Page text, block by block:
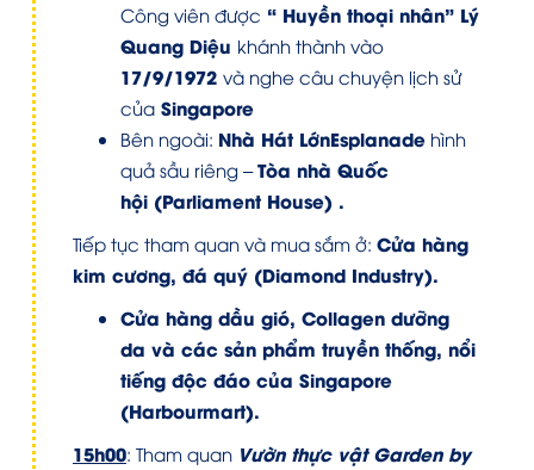
Công viên được “ Huyền thoại nhân” Lý
Quang Diệu khánh thành vào
17/9/1972 và nghe câu chuyện lịch sử
của Singapore
Bên ngoài: Nhà Hát LớnEsplanade hình
quả sầu riêng –Tòa nhà Quốc
hội (Parliament House) .
Tiếp tục tham quan và mua sắm ở: Cửa hàng
kim cương, đá quý (Diamond Industry).
Cửa hàng dầu gió, Collagen dưỡng
da và các sản phẩm truyền thống, nổi
tiếng độc đáo của Singapore
(Harbourmart).
15h00: Tham quan Vườn thực vật Garden by